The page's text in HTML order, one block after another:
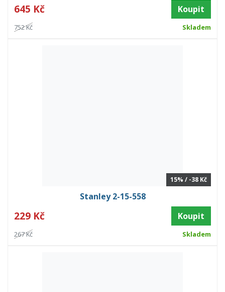
645 Kč Koupit
752 Kč Skladem
15% / -38 Kč
Stanley 2-15-558
229 Kč Koupit
267 Kč Skladem